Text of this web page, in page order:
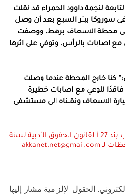
لنجمة داوود الحمراء قد نقلت
سوروكا ببئر السبع بعد أن وصل
محطة الاسعاف برهط، ووصفت
مع اصابات بالرأس. وتوفي على اثرها
كنا خارج المحطة عندما وصلت
للوعي مع اصابات خطيرة
الاسعاف ونقلناه الى مستشفى
استعمال المضامين بموجب بند 27 أ لقانون الحقوق الأدبية لسنة
الحقول الإلزامية مشار إليها